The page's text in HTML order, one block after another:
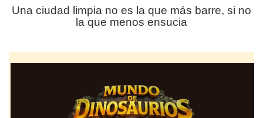
Una ciudad limpia no es la que más barre, si no
la que menos ensucia